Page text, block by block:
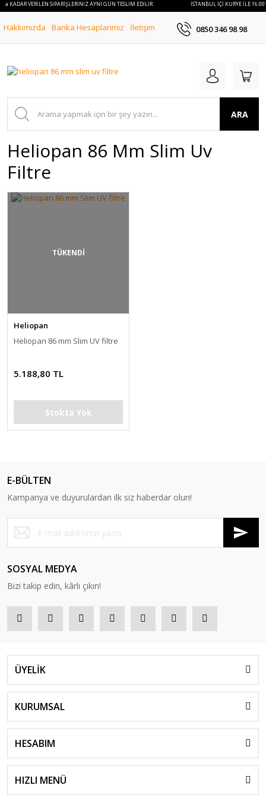
KADAR VERİLEN SİPARİŞLERİNİZ AYNI GÜN TESLİM EDİLİR. İSTANBUL İÇİ KURYE İLE
Hakkımızda Banka Hesaplarımız İletişim 0850 346 98 98
ARA
Heliopan 86 Mm Slim Uv
Filtre
TÜKENDİ
Heliopan
Heliopan 86 mm Slim UV filtre
5.188,80 TL
Stokta Yok
E-BÜLTEN
Kampanya ve duyurulardan ilk siz haberdar olun!
SOSYAL MEDYA
Bizi takip edin, kârlı çıkın!
ÜYELİK
KURUMSAL
HESABIM
HIZLI MENÜ